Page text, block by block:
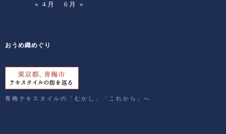
« 4月 6月 »
おうめ織めぐり
青梅テキスタイルの「むかし」「これから」へ